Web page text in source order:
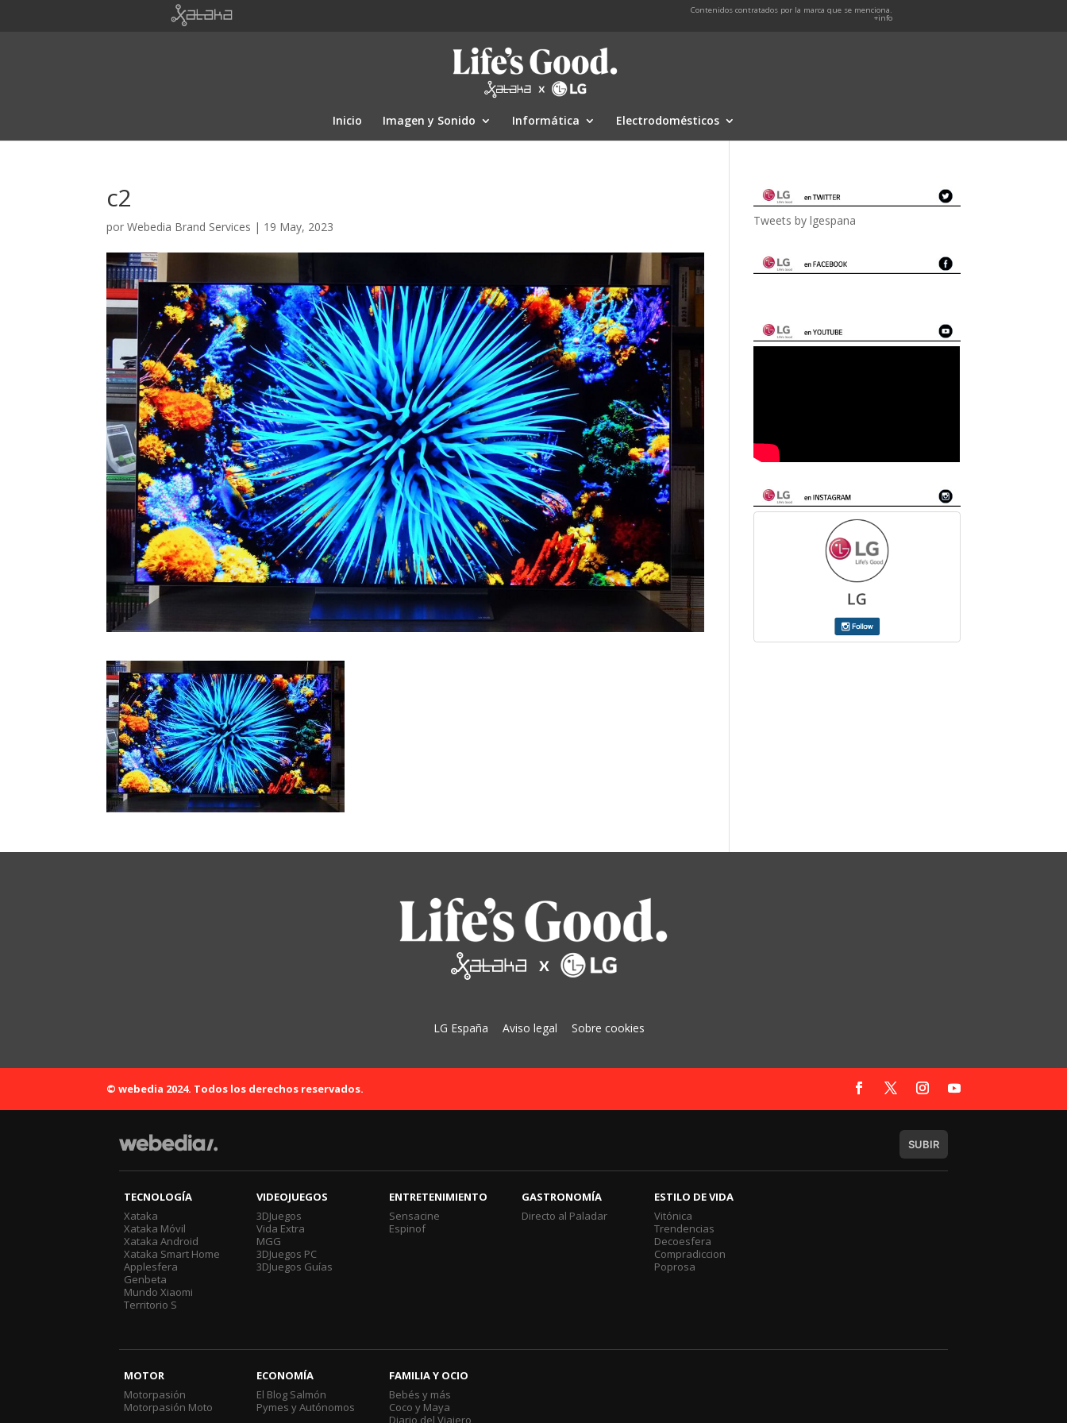
Contenidos contratados por la marca que se menciona.
+info
Inicio Imagen y Sonido Informática Electrodomésticos
c2
porWebedia Brand Services | 19 May, 2023 Tweets by lgespana
LG España Aviso legal Sobre cookies
© webedia 2024. Todos los derechos reservados.
SUBIR
TECNOLOGÍA
Xataka
Xataka Móvil
Xataka Android
Xataka Smart Home
Applesfera
Genbeta
Mundo Xiaomi
Territorio S
VIDEOJUEGOS
3DJuegos
Vida Extra
MGG
3DJuegos PC
3DJuegos Guías
ENTRETENIMIENTO
Sensacine
Espinof
GASTRONOMÍA
Directo al Paladar
ESTILO DE VIDA
Vitónica
Trendencias
Decoesfera
Compradiccion
Poprosa
MOTOR
Motorpasión
Motorpasión Moto
ECONOMÍA
El Blog Salmón
Pymes y Autónomos
FAMILIA Y OCIO
Bebés y más
Coco y Maya
Diario del Viajero